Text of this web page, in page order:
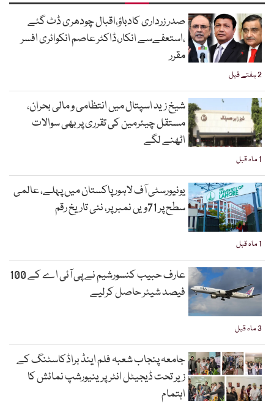
2 ہفتے قبل
صدر زرداری کادباؤ،اقبال چودھری ڈٹ گئے
،استعفےسے انکار،ڈاکٹر عاصم انکوائری افسر
مقرر
1 ماہ قبل
شیخ زید اسپتال میں انتظامی و مالی بحران،
مستقل چیئرمین کی تقرری پر بھی سوالات
اٹھنے لگے
1 ماہ قبل
یونیورسٹی آف لاہور پاکستان میں پہلے، عالمی
سطح پر 71ویں نمبر پر، نئی تاریخ رقم
3 ماہ قبل
عارف حبیب کنسورشیم نے پی آئی اے کے 100
فیصد شیئر حاصل کرلیے
جامعہ پنجاب شعبہ فلم اینڈ براڈکاسٹنگ کے
زیر تحت ڈیجیٹل انٹرپرینیورشپ نمائش کا
اہتمام